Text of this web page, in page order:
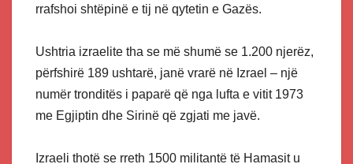
rrafshoi shtëpinë e tij në qytetin e Gazës.
Ushtria izraelite tha se më shumë se 1.200 njerëz,
përfshirë 189 ushtarë, janë vrarë në Izrael – një
numër tronditës i paparë që nga lufta e vitit 1973
me Egjiptin dhe Sirinë që zgjati me javë.
Izraeli thotë se rreth 1500 militantë të Hamasit u